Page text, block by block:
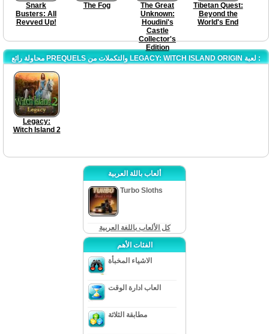
Snark
Busters: All
Revved Up!
The Fog
The Great
Unknown:
Houdini's
Castle
Collector's
Edition
Tibetan Quest:
Beyond the
World's End
محاولة رائع PREQUELS والتكملات من LEGACY: WITCH ISLAND ORIGIN لعبة :
Legacy:
Witch Island 2
ألعاب باللة العربية
Turbo Sloths
كل الألعاب باللغة العربية
الفئات الأهم
الاشياء المخبأة
العاب ادارة الوقت
مطابقة الثلاثة